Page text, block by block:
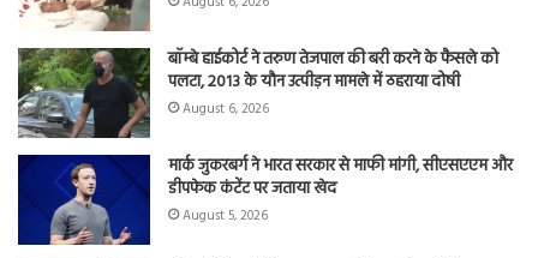
बॉम्बे हाईकोर्ट ने तरुण तेजपाल की बरी करने के फैसले को
पलटा, 2013 के यौन उत्पीड़न मामले में ठहराया दोषी
August 6, 2026
मार्क जुकरबर्ग ने भारत सरकार से माफी मांगी, सीएसएएम और
डीपफेक कंटेंट पर जताया खेद
August 5, 2026